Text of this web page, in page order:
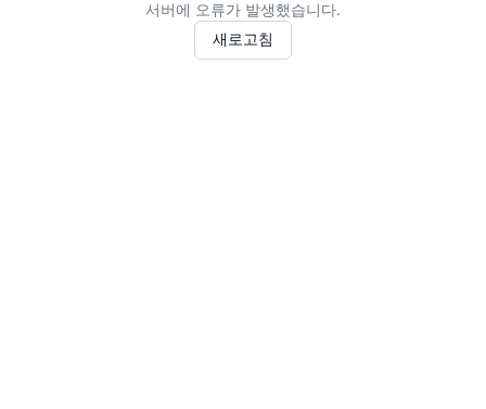
서버에 오류가 발생했습니다.
새로고침